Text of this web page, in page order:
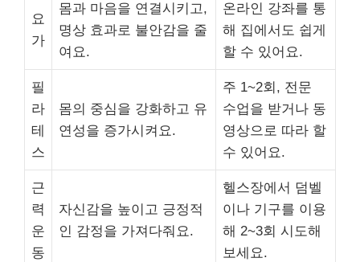
요
가
몸과 마음을 연결시키고,
명상 효과로 불안감을 줄
여요.
온라인 강좌를 통
해 집에서도 쉽게
할 수 있어요.
필
라
테
스
몸의 중심을 강화하고 유
연성을 증가시켜요.
주 1~2회, 전문
수업을 받거나 동
영상으로 따라 할
수 있어요.
근
력
운
동
자신감을 높이고 긍정적
인 감정을 가져다줘요.
헬스장에서 덤벨
이나 기구를 이용
해 2~3회 시도해
보세요.